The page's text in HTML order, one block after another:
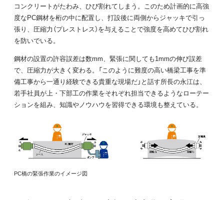
コンクリートがたわみ、ひび割れてしまう。このため計画的に高強
度なPC鋼材を桁の中に配置し、打設後に両側からジャッキで引っ
張り、圧縮力（プレストレス）を与えることで強度を高めてひび割れ
を防いでいる。
鋼材の設置の許容誤差は数mm、緊張に関しても1mmの伸び誤差
で、圧縮力が大きく変わる。「このように難度の高い橋梁工事を準
備工事から一通り経験できる貴重な現場だ」と話す所長の永江は、
若手社員が上・下部工の作業をそれぞれ担当できるようなローテー
ションを組み、知識やノウハウを習得できる環境も整えている。
PC橋の緊張作業のイメージ図